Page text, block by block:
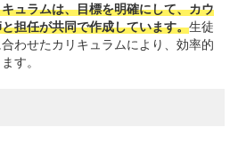
ュラムは、目標を明確にして、カウ
担任が共同で作成しています。生徒
わせたカリキュラムにより、効率的
す。